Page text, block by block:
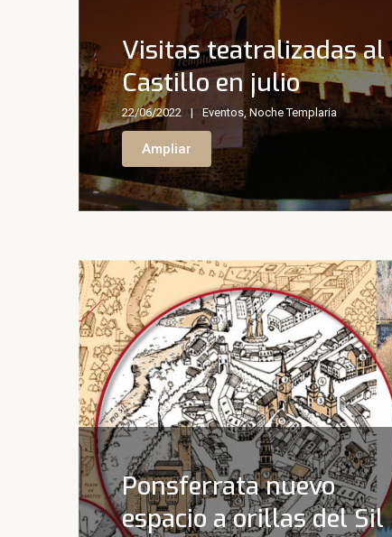
Visitas teatralizadas al
Castillo en julio
22/06/2022 Eventos,Noche Templaria
Ampliar
Ponsferrata nuevo
espacio a orillas del Sil